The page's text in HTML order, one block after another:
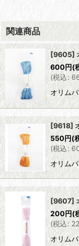
関連商品
[9605]
600円(
(税込:
オリム
[9618]
550円(
(税込:
オリム
[9607]
200円(
(税込:
オリム